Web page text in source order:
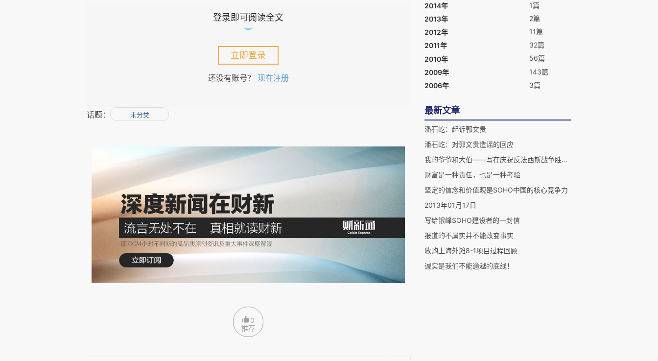
在我们公司发展的历史上，始终把诚实作为做好一切工作的基础。诚实也是我们
对任何一个合作伙伴的最基本的要求。在过去的检查中，我们有时发现一些问题，
有些问题和错误是可以弥补改正的，但谁要犯了不诚实的错误、犯了弄虚作假的错
误，可能会酿成大祸，这是我们绝对不能原谅的。
质、假发票等等，一旦查出这样的问题，我们都坚决终止与这样的单位合作。
有人很委屈地说： 只要把活干好就行了，你们太在意那张纸了！
但这是我们不
能逾越的底线。
也有人说：“在假发票、假资质证书、假材料、假设备泛滥的今天，你们不可能
做到完全的诚实。要真正的做到，你们的工程就得全停工。
我们的回答是宁肯工地
全停工，也要打假，用最坚决的方式打假，因为这关系到人的生命安全。如果人都
不在了，建房子干什么呢？！
自媒体和全社会每个正直、善良的人。所以，我们现在做出决定，任何与
国合作的伙伴，一旦出现造假的现象，我们将立即终止与他们的合作，并将造假的
登录即可阅读全文
立即登录
还没有账号？ 现在注册
话题： 未分类
0
推荐
2014年
1篇
2013年
2篇
2012年
11篇
2011年
32篇
2010年
56篇
2009年
143篇
2006年
3篇
最新文章
潘石屹：起诉郭文贵
潘石屹：对郭文贵造谣的回应
我的爷爷和大伯——写在庆祝反法西斯战争胜利70周年之际
财富是一种责任，也是一种考验
坚定的信念和价值观是SOHO中国的核心竞争力
2013年01月17日
写给银峰SOHO建设者的一封信
报道的不属实并不能改变事实
收购上海外滩8-1项目过程回顾
诚实是我们不能逾越的底线！